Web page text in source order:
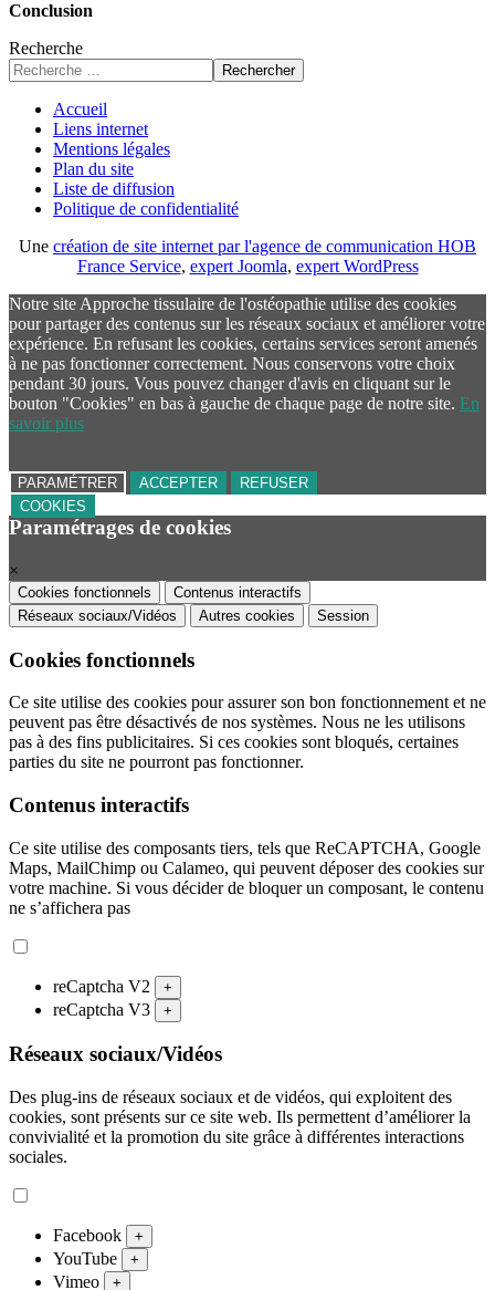
Conclusion
Recherche
Rechercher
Accueil
Liens internet
Mentions légales
Plan du site
Liste de diffusion
Politique de confidentialité
Une création de site internet par l'agence de communication HOB
France Service, expert Joomla, expert WordPress
Notre site Approche tissulaire de l'ostéopathie utilise des cookies
pour partager des contenus sur les réseaux sociaux et améliorer votre
expérience. En refusant les cookies, certains services seront amenés
à ne pas fonctionner correctement. Nous conservons votre choix
pendant 30 jours. Vous pouvez changer d'avis en cliquant sur le
bouton "Cookies" en bas à gauche de chaque page de notre site. En
savoir plus
PARAMÉTRER ACCEPTER
REFUSER
COOKIES
Paramétrages de cookies
×
Cookies fonctionnels
Contenus interactifs
Réseaux sociaux/Vidéos
Autres cookies Session
Cookies fonctionnels
Ce site utilise des cookies pour assurer son bon fonctionnement et ne
peuvent pas être désactivés de nos systèmes. Nous ne les utilisons
pas à des fins publicitaires. Si ces cookies sont bloqués, certaines
parties du site ne pourront pas fonctionner.
Contenus interactifs
Ce site utilise des composants tiers, tels que ReCAPTCHA, Google
Maps, MailChimp ou Calameo, qui peuvent déposer des cookies sur
votre machine. Si vous décider de bloquer un composant, le contenu
ne s’affichera pas
reCaptcha V2 +
reCaptcha V3 +
Réseaux sociaux/Vidéos
Des plug-ins de réseaux sociaux et de vidéos, qui exploitent des
cookies, sont présents sur ce site web. Ils permettent d’améliorer la
convivialité et la promotion du site grâce à différentes interactions
sociales.
Facebook +
YouTube +
Vimeo +